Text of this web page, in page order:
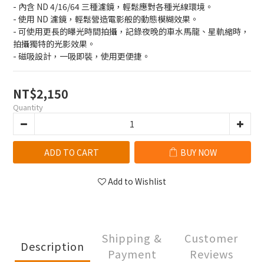
- 內含 ND 4/16/64 三種濾鏡，輕鬆應對各種光線環境。
- 使用 ND 濾鏡，輕鬆營造電影般的動態模糊效果。
- 可使用更長的曝光時間拍攝，記錄夜晚的車水馬龍、星軌縮時，
拍攝獨特的光影效果。
- 磁吸設計，一吸即裝，使用更便捷。
NT$2,150
Quantity
ADD TO CART BUY NOW
Add to Wishlist
Description
Shipping &
Payment
Customer
Reviews